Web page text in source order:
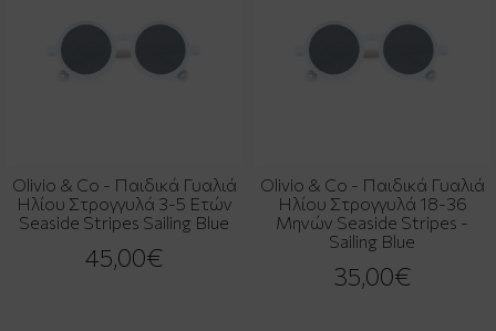
Olivio & Co - Παιδικά Γυαλιά
Ηλίου Στρογγυλά 3-5 Ετών
Seaside Stripes Sailing Blue
45,00€
Olivio & Co - Παιδικά Γυαλιά
Ηλίου Στρογγυλά 18-36
Μηνών Seaside Stripes -
Sailing Blue
35,00€